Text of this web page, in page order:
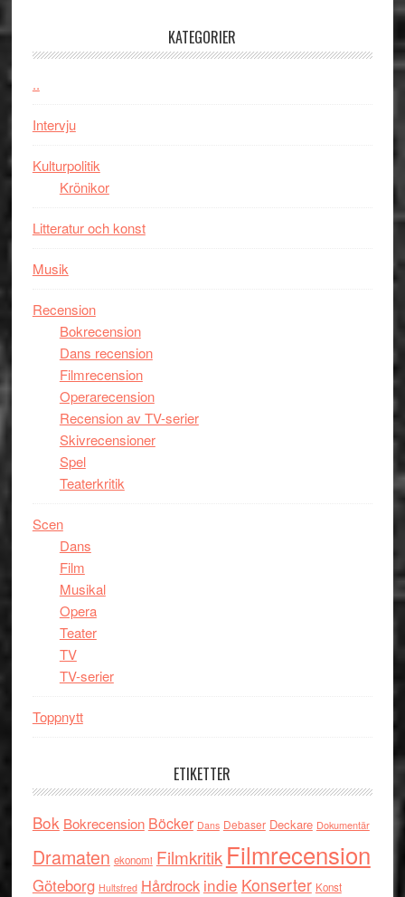
kan
KATEGORIER
..
Intervju
Kulturpolitik
Krönikor
Litteratur och konst
Musik
Recension
Bokrecension
Dans recension
Filmrecension
Operarecension
Recension av TV-serier
Skivrecensioner
Spel
Teaterkritik
Scen
Dans
Film
Musikal
Opera
Teater
TV
TV-serier
Toppnytt
ETIKETTER
Bok Bokrecension Böcker Dans Debaser Deckare Dokumentär
Dramaten ekonomi Filmkritik Filmrecension
Göteborg Hultsfred Hårdrock indie Konserter Konst